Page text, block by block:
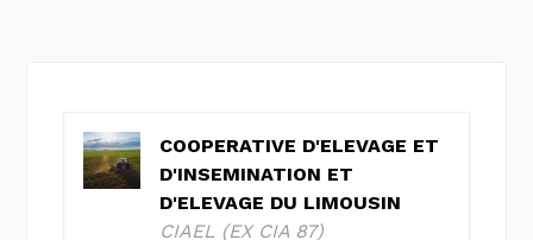
COOPERATIVE D'ELEVAGE ET
D'INSEMINATION ET
D'ELEVAGE DU LIMOUSIN
CIAEL (EX CIA 87)